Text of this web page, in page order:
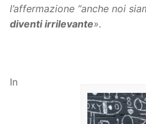
l’affermazione “anche noi
diventi irrilevante».
In